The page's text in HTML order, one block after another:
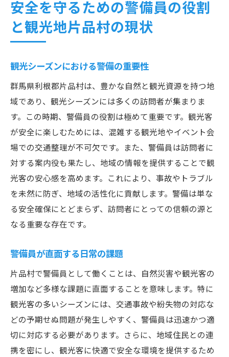
安全を守るための警備員の役割
と観光地片品村の現状
観光シーズンにおける警備の重要性
群馬県利根郡片品村は、豊かな自然と観光資源を持つ地
域であり、観光シーズンには多くの訪問者が集まりま
す。この時期、警備員の役割は極めて重要です。観光客
が安全に楽しむためには、混雑する観光地やイベント会
場での交通整理が不可欠です。また、警備員は訪問者に
対する案内役も果たし、地域の情報を提供することで観
光客の安心感を高めます。これにより、事故やトラブル
を未然に防ぎ、地域の活性化に貢献します。警備は単な
る安全確保にとどまらず、訪問者にとっての信頼の源と
なる重要な存在です。
警備員が直面する日常の課題
片品村で警備員として働くことは、自然災害や観光客の
増加など多様な課題に直面することを意味します。特に
観光客の多いシーズンには、交通事故や紛失物の対応な
どの予期せぬ問題が発生しやすく、警備員は迅速かつ適
切に対応する必要があります。さらに、地域住民との連
携を密にし、観光客に快適で安全な環境を提供するため